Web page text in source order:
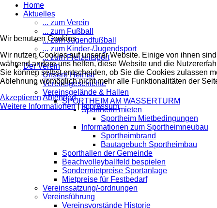
Home
Aktuelles
... zum Verein
... zum Fußball
... zum Jugendfußball
... zum Kinder-/Jugendsport
... zum Freizeitsport
Der Verein
Unsere Heimat
Vereinsgeschichte
Vereinsgelände & Hallen
SPORTHEIM AM WASSERTURM
Sportheim mieten
Sportheim Mietbedingungen
Informationen zum Sportheimneubau
Sportheimbrand
Bautagebuch Sportheimbau
Sporthallen der Gemeinde
Beachvolleyballfeld bespielen
Sondermietpreise Sportanlage
Mietpreise für Festbedarf
Vereinssatzung/-ordnungen
Vereinsführung
Vereinsvorstände Historie
Wir benutzen Cookies
Wir nutzen Cookies auf unserer Website. Einige von ihnen
während andere uns helfen, diese Website und die
Sie können selbst entscheiden, ob Sie die Cookies zulassen
Ablehnung womöglich nicht mehr alle Funktionalitäten der
Akzeptieren Ablehnen
Weitere Informationen|Impressum